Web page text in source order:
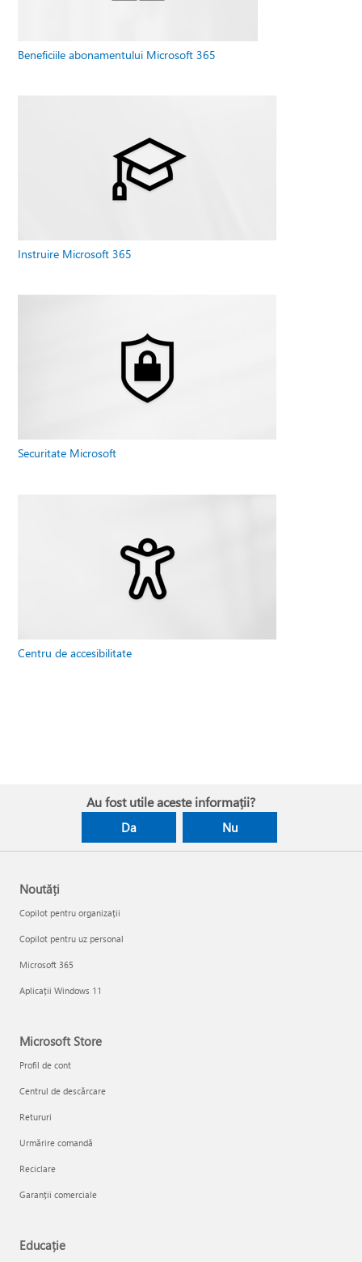
Beneficiile abonamentului Microsoft 365
Instruire Microsoft 365
Securitate Microsoft
Centru de accesibilitate
Au fost utile aceste informații?
Da Nu
Noutăți
Copilot pentru organizații
Copilot pentru uz personal
Microsoft 365
Aplicații Windows 11
Microsoft Store
Profil de cont
Centrul de descărcare
Retururi
Urmărire comandă
Reciclare
Garanții comerciale
Educație